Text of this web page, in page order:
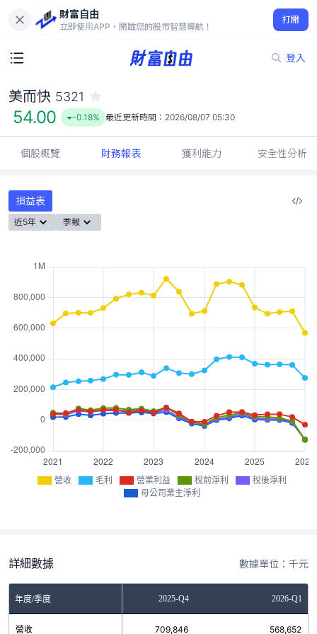
財富自由
立即使用APP，開啟您的股市智慧導航！
打開
登入
54.00
-0.18%
美而快 5321
54.00 -0.18% 最近更新時間： 2026/08/07 05:30
個股概覽 財務報表 獲利能力 安全性分析
損益表
近5年 季報
營收 毛利 營業利益 稅前淨利
稅後淨利
母公司業主淨利
詳細數據 數據單位：千元
年度/季度2025-Q3 2025-Q4 2026-Q1
營收 709,846 568,652